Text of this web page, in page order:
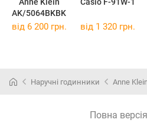
Anne Klein
AK/5064BKBK
Casio F-91W-1
від 6 200 грн. від 1 320 грн.
Наручні годинники Anne
Повна